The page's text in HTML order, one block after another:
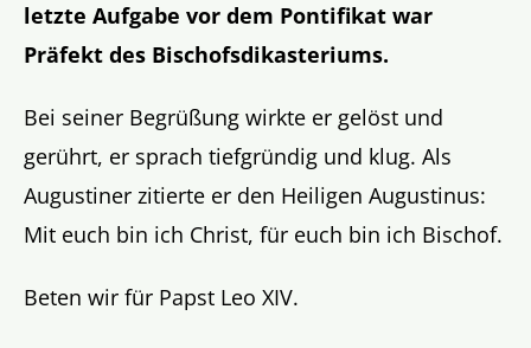
letzte Aufgabe vor dem Pontifikat war
Präfekt des Bischofsdikasteriums.
Bei seiner Begrüßung wirkte er gelöst und
gerührt, er sprach tiefgründig und klug. Als
Augustiner zitierte er den Heiligen Augustinus:
Mit euch bin ich Christ, für euch bin ich Bischof.
Beten wir für Papst Leo XIV.